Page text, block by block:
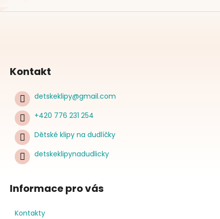
Kontakt
detskeklipy@gmail.com
+420 776 231 254
Dětské klipy na dudlíčky
detskeklipynadudlicky
Informace pro vás
Kontakty